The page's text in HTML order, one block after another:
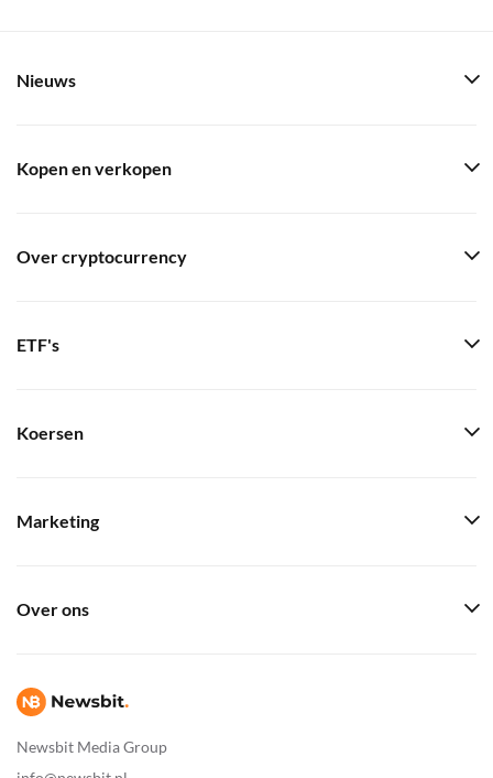
Newsbit Media Group
Nieuws
Kopen en verkopen
Over cryptocurrency
ETF's
Koersen
Marketing
Over ons